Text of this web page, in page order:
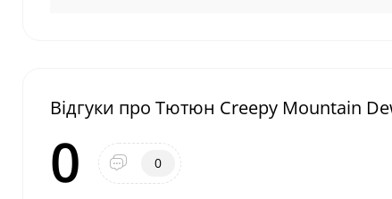
Відгуки про Тютюн Creepy Mountain
0 0